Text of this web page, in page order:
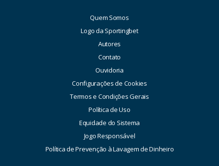
Quem Somos
Logo da Sportingbet
Autores
Contato
Ouvidoria
Configurações de Cookies
Termos e Condições Gerais
Política de Uso
Equidade do Sistema
Jogo Responsável
Política de Prevenção à Lavagem de Dinheiro